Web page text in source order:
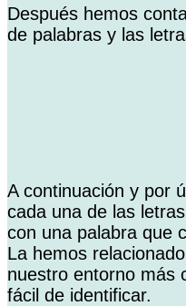
Después hemos
de palabras y las
A continuación y por
cada una de las
con una palabra que
La hemos
nuestro entorno más
fácil de identificar.